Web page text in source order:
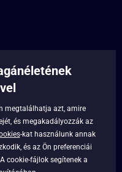
megtalálhatja azt, amire
és megakadályozzák az
-kat használunk annak
és az Ön preferenciái
cookie-fájlok segítenek a